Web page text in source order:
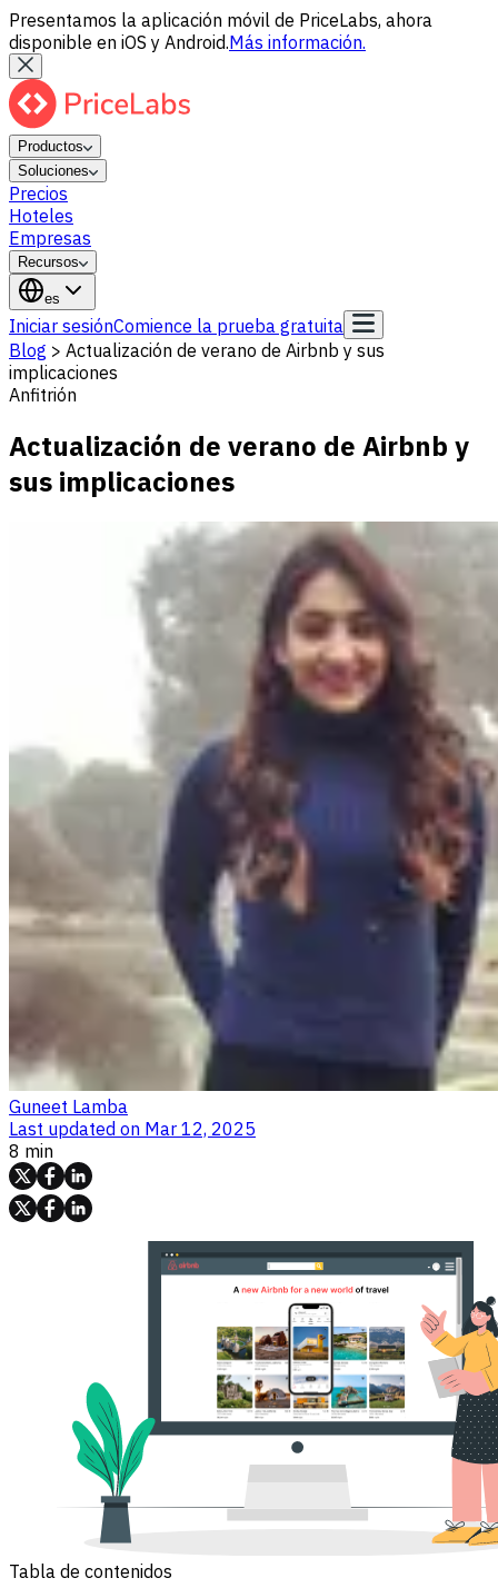
Presentamos la aplicación móvil de PriceLabs, ahora
disponible en iOS y Android.Más información.
Productos
Soluciones
Precios
Hoteles
Empresas
Recursos
es
Iniciar sesiónComience la prueba gratuita
Blog > Actualización de verano de Airbnb y sus
implicaciones
Anfitrión
Actualización de verano de Airbnb y
sus implicaciones
Guneet Lamba
Last updated on Mar 12, 2025
8 min
Tabla de contenidos